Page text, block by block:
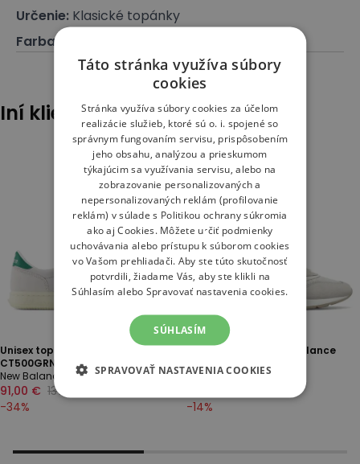
Určenie: Klasické topánky
Farba:
Iní klienti tiež pozerali
Unisex topánky New Balance
CT500GRN - šedý
New Balance CT500
91,00 € 137,00 €
-34%
Topánky unisex New Balance
New Balance 997
-14%
Táto stránka využíva súbory
cookies
Stránka využíva súbory cookies za účelom
realizácie služieb, ktoré sú o. i. spojené so
správnym fungovaním servisu, prispôsobením
jeho obsahu, analýzou a prieskumom
týkajúcim sa využívania servisu, alebo na
zobrazovanie personalizovaných a
nepersonalizovaných reklám (profilovanie
reklám) v súlade s Politikou ochrany súkromia
ako ajCookies. Môžete určiť podmienky
uchovávania alebo prístupu k súborom cookies
vo Vašom prehliadači. Aby ste túto skutočnosť
potvrdili, žiadame Vás, aby ste klikli na
Súhlasím alebo Spravovať nastavenia cookies.
SÚHLASÍM
SPRAVOVAŤ NASTAVENIA COOKIES